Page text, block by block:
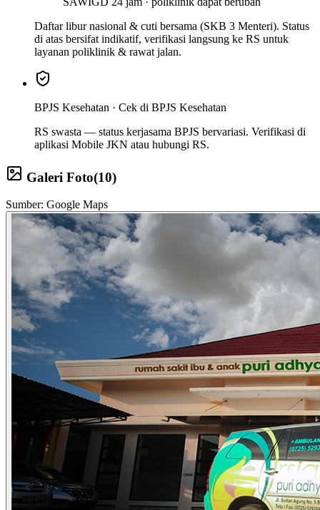
Daftar libur nasional & cuti bersama (SKB 3 Menteri). Status
di atas bersifat indikatif, verifikasi langsung ke RS untuk
layanan poliklinik & rawat jalan.
BPJS Kesehatan · Cek di BPJS Kesehatan
RS swasta — status kerjasama BPJS bervariasi. Verifikasi di
aplikasi Mobile JKN atau hubungi RS.
Galeri Foto(10)
Sumber: Google Maps